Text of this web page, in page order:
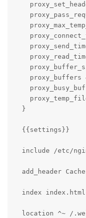
proxy_buffers
  }
  {{settings}}
include /etc/
add_header
index
location ^~ /